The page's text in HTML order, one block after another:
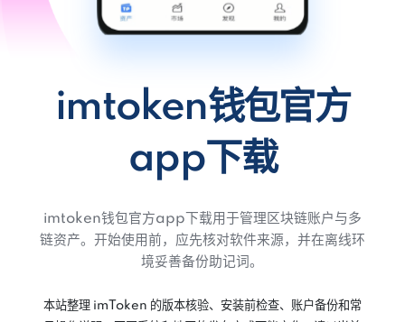
imtoken钱包官方
app下载
imtoken钱包官方app下载用于管理区块链账户与多
链资产。开始使用前，应先核对软件来源，并在离线环
境妥善备份助记词。
本站整理 imToken 的版本核验、安装前检查、账户备份和常